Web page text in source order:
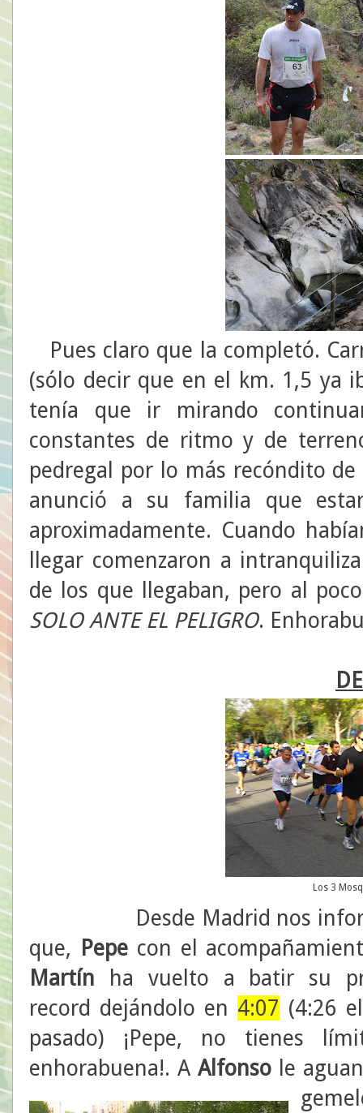
Pues claro que la completó.
(sólo decir que en el km. 1,5 ya
tenía que ir mirando
constantes de ritmo y de
pedregal por lo más recóndito
anunció a su familia que
aproximadamente. Cuando
llegar comenzaron a
de los que llegaban, pero al
SOLO ANTE EL PELIGRO.
Los 3
Desde Madrid nos
que,
Pepecon el
Martín ha vuelto a batir su
record dejándolo en 4:07 (4:26
pasado) ¡Pepe, no tienes
enhorabuena!. AAlfonso le